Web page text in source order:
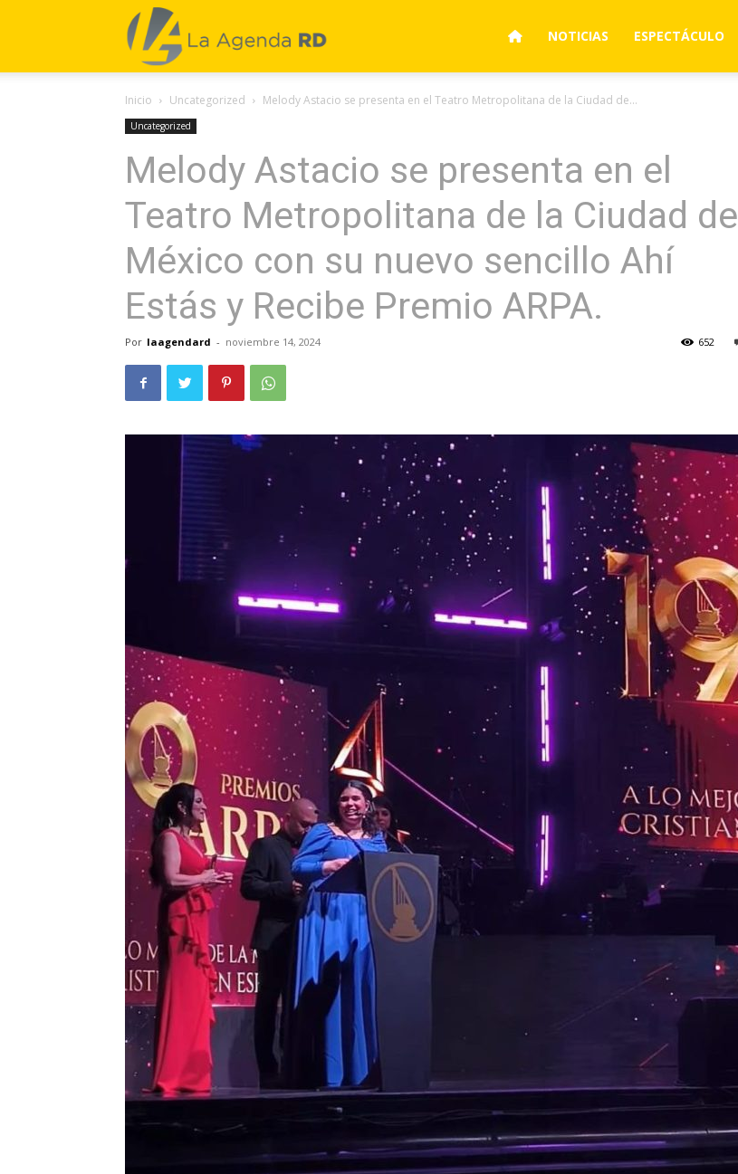
La
Agenda
RD
NOTICIAS ESPECTÁCULO
Inicio Uncategorized Melody Astacio se presenta en el Teatro Metropolitana de la Ciudad de...
Uncategorized
Melody Astacio se presenta en el
Teatro Metropolitana de la Ciudad de
México con su nuevo sencillo Ahí
Estás y Recibe Premio ARPA.
Por laagendard - noviembre 14, 2024 652